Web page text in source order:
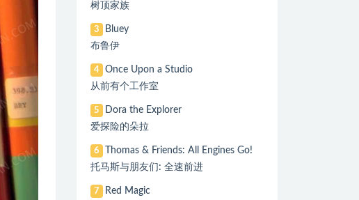
树顶家族
3
Bluey
布鲁伊
4
Once Upon a Studio
从前有个工作室
5
Dora the Explorer
爱探险的朵拉
6
Thomas & Friends: All Engines Go!
托马斯与朋友们: 全速前进
7
Red Magic